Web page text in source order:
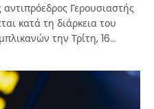
Γερουσιαστής
κατά τη διάρκεια του
την Τρίτη, 16…